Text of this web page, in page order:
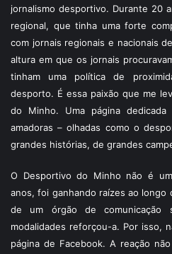
jornalismo desportivo. Durante 20
regional, que tinha uma forte
com jornais regionais e nacionais
altura em que os jornais
tinham uma política de
desporto. É essa paixão que me
do Minho. Uma página dedicada
amadoras – olhadas como o
grandes histórias, de grandes
O Desportivo do Minho não é
anos, foi ganhando raízes ao longo
de um órgão de comunicação
modalidades reforçou-a. Por isso,
página de Facebook. A reação